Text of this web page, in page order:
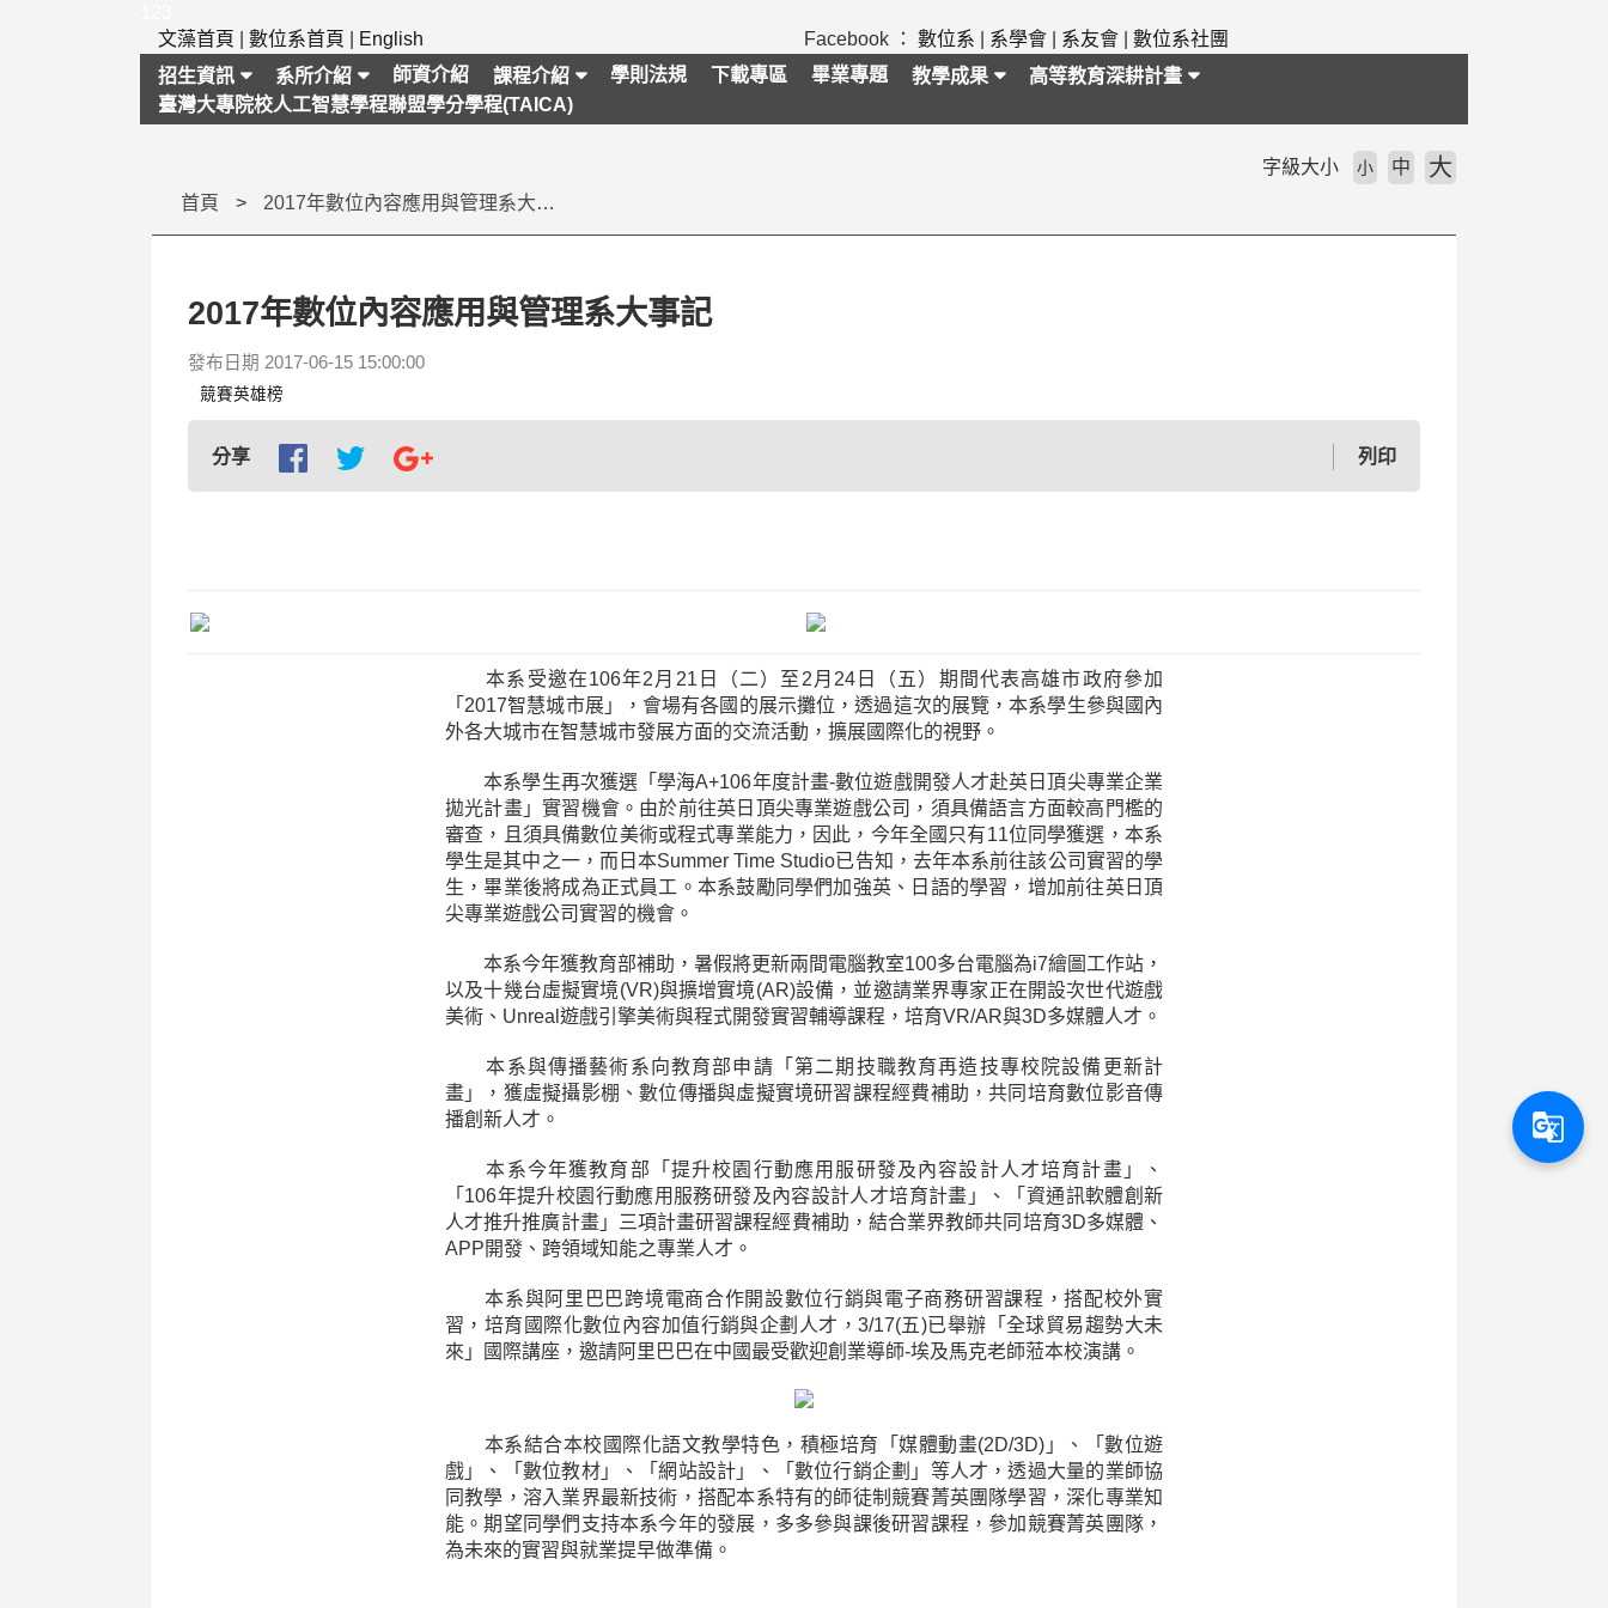
文藻首頁
數位系首頁 English Facebook ： 數位系 系學會 系友會
數位系社團
招生資訊
系所介紹 師資介紹 課程介紹 學則法規 下載專區 畢業專題 教學成果
高等教育深耕計畫
臺灣大專院校人工智慧學程聯盟學分學程(TAICA)
首頁 2017年數位內容應用與管理系大事記
字級大小 小 中 大
2017年數位內容應用與管理系大事記
發布日期 2017-06-15 15:00:00
競賽英雄榜
分享 列印
本系受邀在106年2月21日（二）至2月24日（五）期間代表高雄市政府參加
「2017智慧城市展」，會場有各國的展示攤位，透過這次的展覽，本系學生參與國內
外各大城市在智慧城市發展方面的交流活動，擴展國際化的視野。
本系學生再次獲選「學海A+106年度計畫-數位遊戲開發人才赴英日頂尖專業企業
拋光計畫」實習機會。由於前往英日頂尖專業遊戲公司，須具備語言方面較高門檻的
審查，且須具備數位美術或程式專業能力，因此，今年全國只有11位同學獲選，本系
學生是其中之一，而日本Summer Time Studio已告知，去年本系前往該公司實習的學
生，畢業後將成為正式員工。本系鼓勵同學們加強英、日語的學習，增加前往英日頂
尖專業遊戲公司實習的機會。
本系今年獲教育部補助，暑假將更新兩間電腦教室100多台電腦為i7繪圖工作站，
以及十幾台虛擬實境(VR)與擴增實境(AR)設備，並邀請業界專家正在開設次世代遊戲
美術、Unreal遊戲引擎美術與程式開發實習輔導課程，培育VR/AR與3D多媒體人才。
本系與傳播藝術系向教育部申請「第二期技職教育再造技專校院設備更新計
畫」，獲虛擬攝影棚、數位傳播與虛擬實境研習課程經費補助，共同培育數位影音傳
播創新人才。
本系今年獲教育部「提升校園行動應用服研發及內容設計人才培育計畫」、
「106年提升校園行動應用服務研發及內容設計人才培育計畫」、「資通訊軟體創新
人才推升推廣計畫」三項計畫研習課程經費補助，結合業界教師共同培育3D多媒體、
APP開發、跨領域知能之專業人才。
本系與阿里巴巴跨境電商合作開設數位行銷與電子商務研習課程，搭配校外實
習，培育國際化數位內容加值行銷與企劃人才，3/17(五)已舉辦「全球貿易趨勢大未
來」國際講座，邀請阿里巴巴在中國最受歡迎創業導師-埃及馬克老師蒞本校演講。
本系結合本校國際化語文教學特色，積極培育「媒體動畫(2D/3D)」、「數位遊
戲」、「數位教材」、「網站設計」、「數位行銷企劃」等人才，透過大量的業師協
同教學，溶入業界最新技術，搭配本系特有的師徒制競賽菁英團隊學習，深化專業知
能。期望同學們支持本系今年的發展，多多參與課後研習課程，參加競賽菁英團隊，
為未來的實習與就業提早做準備。
g_translate